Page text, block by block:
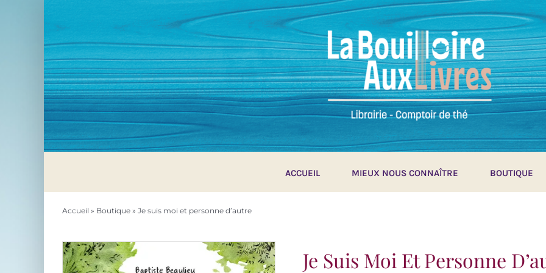
ACCUEIL MIEUX NOUS CONNAÎTRE BOUTIQUE
Accueil » Boutique» Je suis moi et personne d’autre
Je Suis Moi Et Personne